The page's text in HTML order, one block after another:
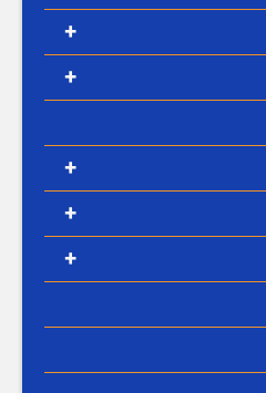
+
+
+
+
+